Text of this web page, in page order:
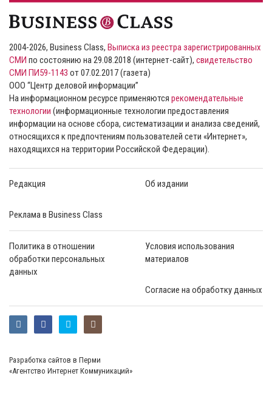
2004-2026, Business Class, Выписка из реестра зарегистрированных
СМИ по состоянию на 29.08.2018 (интернет-сайт), свидетельство
СМИ ПИ59-1143 от 07.02.2017 (газета)
ООО “Центр деловой информации”
На информационном ресурсе применяются рекомендательные
технологии (информационные технологии предоставления
информации на основе сбора, систематизации и анализа сведений,
относящихся к предпочтениям пользователей сети «Интернет»,
находящихся на территории Российской Федерации).
Редакция Об издании
Реклама в Business Class
Политика в отношении
обработки персональных
данных
Условия использования
материалов
Согласие на обработку данных
Разработка сайтов в Перми
«Агентство Интернет Коммуникаций»